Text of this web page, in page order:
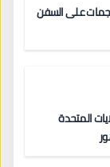
على السفن
المتحدة